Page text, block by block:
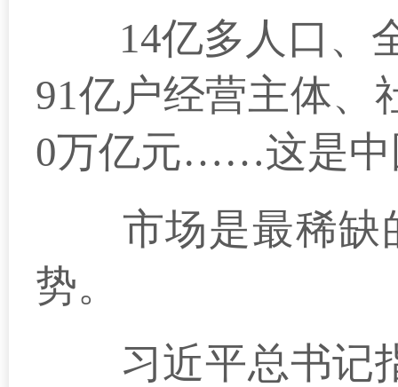
14亿多人口、全
91亿户经营主体、
0万亿元……这是中
市场是最稀缺
势。
习近平总书记指